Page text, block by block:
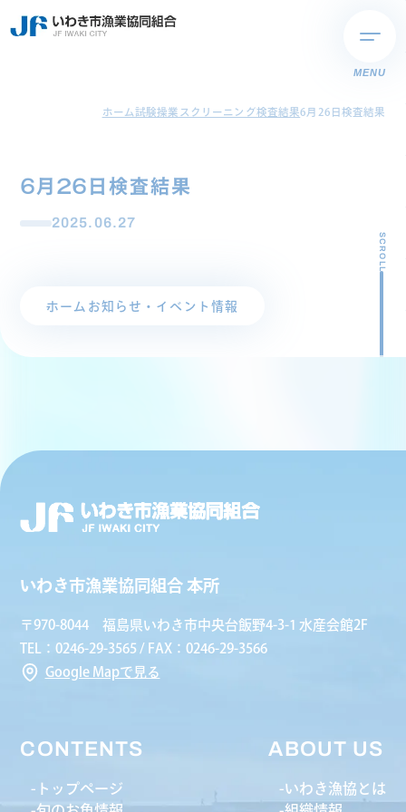
MENU
ホーム試験操業スクリーニング検査結果6月26日検査結果
6月26日検査結果
2025.06.27
ホーム お知らせ・イベント情報
SCROLL
いわき市漁業協同組合 本所
〒970-8044 福島県いわき市中央台飯野4-3-1 水産会館2F
TEL：0246-29-3565 / FAX：0246-29-3566
Google Mapで見る
CONTENTS
トップページ
ABOUT US
いわき漁協とは